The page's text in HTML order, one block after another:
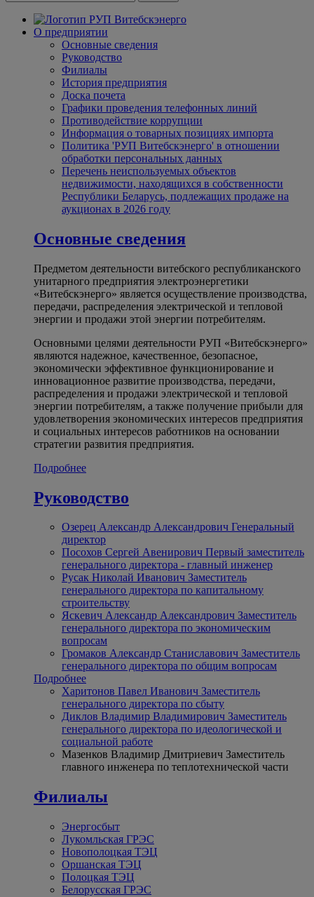
О предприятии
Основные сведения
Руководство
Филиалы
История предприятия
Доска почета
Графики проведения телефонных линий
Противодействие коррупции
Информация о товарных позициях импорта
Политика 'РУП Витебскэнерго' в отношении
обработки персональных данных
Перечень неиспользуемых объектов
недвижимости, находящихся в собственности
Республики Беларусь, подлежащих продаже на
аукционах в 2026 году
Основные сведения
Предметом деятельности витебского республиканского
унитарного предприятия электроэнергетики
«Витебскэнерго» является осуществление производства,
передачи, распределения электрической и тепловой
энергии и продажи этой энергии потребителям.
Основными целями деятельности РУП «Витебскэнерго»
являются надежное, качественное, безопасное,
экономически эффективное функционирование и
инновационное развитие производства, передачи,
распределения и продажи электрической и тепловой
энергии потребителям, а также получение прибыли для
удовлетворения экономических интересов предприятия
и социальных интересов работников на основании
стратегии развития предприятия.
Подробнее
Руководство
Озерец Александр Александрович Генеральный
директор
Посохов Сергей Авенирович Первый заместитель
генерального директора - главный инженер
Русак Николай Иванович Заместитель
генерального директора по капитальному
строительству
Яскевич Александр Александрович Заместитель
генерального директора по экономическим
вопросам
Громаков Александр Станиславович Заместитель
генерального директора по общим вопросам
Подробнее
Харитонов Павел Иванович Заместитель
генерального директора по сбыту
Диклов Владимир Владимирович Заместитель
генерального директора по идеологической и
социальной работе
Мазенков Владимир Дмитриевич Заместитель
главного инженера по теплотехнической части
Филиалы
Энергосбыт
Лукомльская ГРЭС
Новополоцкая ТЭЦ
Оршанская ТЭЦ
Полоцкая ТЭЦ
Белорусская ГРЭС